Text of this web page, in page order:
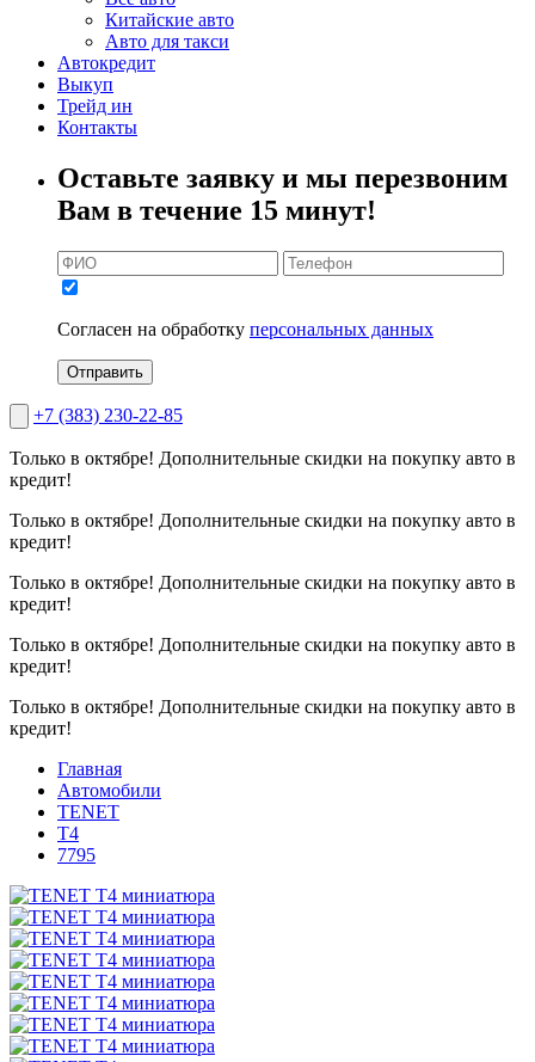
Китайские авто
Авто для такси
Автокредит
Выкуп
Трейд ин
Контакты
Оставьте заявку и мы перезвоним
Вам в течение 15 минут!
Согласен на обработку персональных данных
Отправить
+7 (383) 230-22-85
Только в октябре! Дополнительные скидки на покупку авто в
кредит!
Только в октябре! Дополнительные скидки на покупку авто в
кредит!
Только в октябре! Дополнительные скидки на покупку авто в
кредит!
Только в октябре! Дополнительные скидки на покупку авто в
кредит!
Только в октябре! Дополнительные скидки на покупку авто в
кредит!
Главная
Автомобили
TENET
T4
7795